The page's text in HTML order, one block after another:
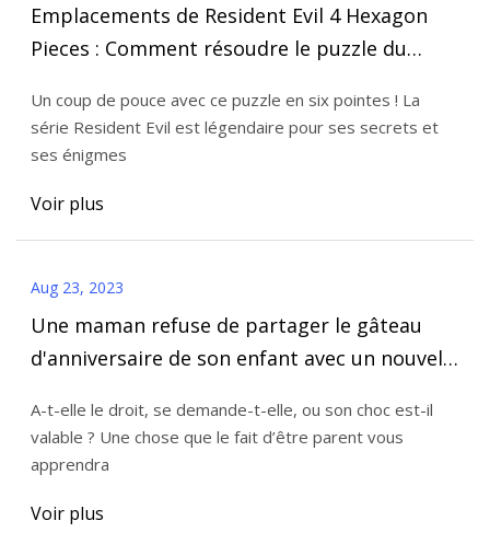
Emplacements de Resident Evil 4 Hexagon
Pieces : Comment résoudre le puzzle du
Un coup de pouce avec ce puzzle en six pointes ! La
série Resident Evil est légendaire pour ses secrets et
ses énigmes
Voir plus
Aug 23, 2023
Une maman refuse de partager le gâteau
d'anniversaire de son enfant avec un nouvel
A-t-elle le droit, se demande-t-elle, ou son choc est-il
valable ? Une chose que le fait d’être parent vous
apprendra
Voir plus